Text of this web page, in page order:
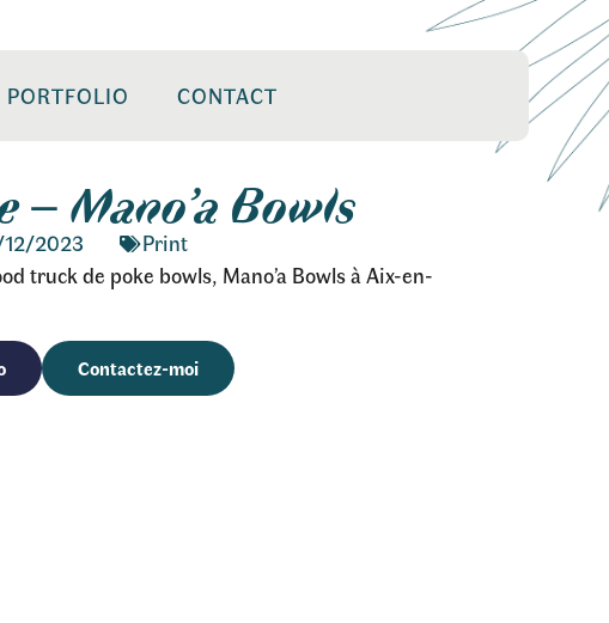
PORTFOLIO CONTACT
– Mano’a Bowls
2023
Print
truck de poke bowls, Mano’a Bowls à Aix-en-
Contactez-moi